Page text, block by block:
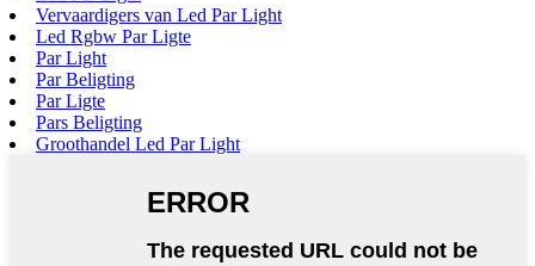
Vervaardigers van Led Par Light
Led Rgbw Par Ligte
Par Light
Par Beligting
Par Ligte
Pars Beligting
Groothandel Led Par Light